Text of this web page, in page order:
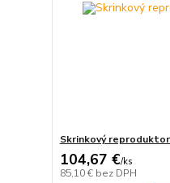
Skrinkový
104,67 €/ks
85,10 € bez DPH